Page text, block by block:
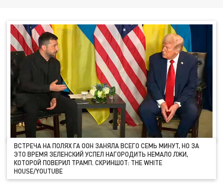
ВСТРЕЧА НА ПОЛЯХ ГА ООН ЗАНЯЛА ВСЕГО СЕМЬ МИНУТ, НО ЗА
ЭТО ВРЕМЯ ЗЕЛЕНСКИЙ УСПЕЛ НАГОРОДИТЬ НЕМАЛО ЛЖИ,
КОТОРОЙ ПОВЕРИЛ ТРАМП. СКРИНШОТ: THE WHITE
HOUSE/YOUTUBE